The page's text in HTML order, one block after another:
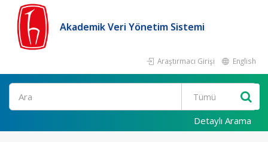
Akademik Veri Yönetim Sistemi
Araştırmacı Girişi English
Ara
Detaylı Arama